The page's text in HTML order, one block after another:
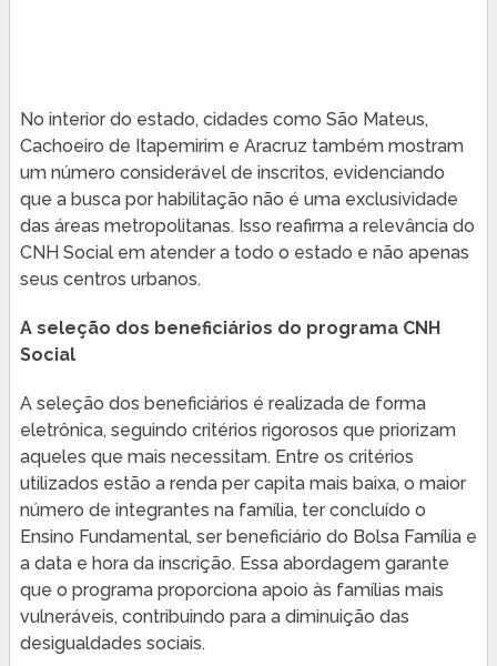
No interior do estado, cidades como São Mateus,
Cachoeiro de Itapemirim e Aracruz também mostram
um número considerável de inscritos, evidenciando
que a busca por habilitação não é uma exclusividade
das áreas metropolitanas. Isso reafirma a relevância do
CNH Social em atender a todo o estado e não apenas
seus centros urbanos.
A seleção dos beneficiários do programa CNH
Social
A seleção dos beneficiários é realizada de forma
eletrônica, seguindo critérios rigorosos que priorizam
aqueles que mais necessitam. Entre os critérios
utilizados estão a renda per capita mais baixa, o maior
número de integrantes na família, ter concluído o
Ensino Fundamental, ser beneficiário do Bolsa Família e
a data e hora da inscrição. Essa abordagem garante
que o programa proporciona apoio às famílias mais
vulneráveis, contribuindo para a diminuição das
desigualdades sociais.